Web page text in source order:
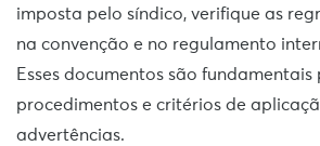
imposta pelo síndico, verifique as
na convenção e no regulamento
Esses documentos são
procedimentos e critérios de
advertências.